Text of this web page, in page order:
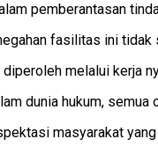
pemberantasan
fasilitas ini
diperoleh melalui kerja
dunia hukum,
masyarakat